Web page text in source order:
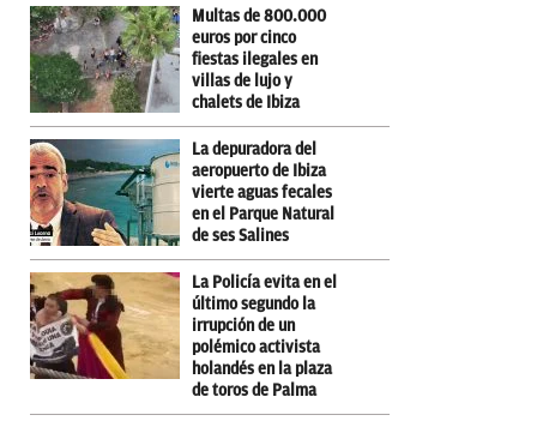
Multas de 800.000
euros por cinco
fiestas ilegales en
villas de lujo y
chalets de Ibiza
La depuradora del
aeropuerto de Ibiza
vierte aguas fecales
en el Parque Natural
de ses Salines
La Policía evita en el
último segundo la
irrupción de un
polémico activista
holandés en la plaza
de toros de Palma